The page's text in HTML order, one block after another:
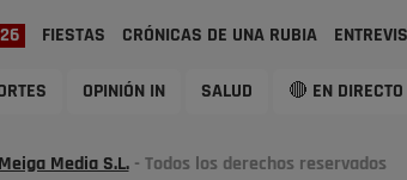
FIESTAS CRÓNICAS DE UNA RUBIA
OPINIÓN IN SALUD 🔴 EN DIRECTO
Meiga Media S.L.- Todos los derechos reservados